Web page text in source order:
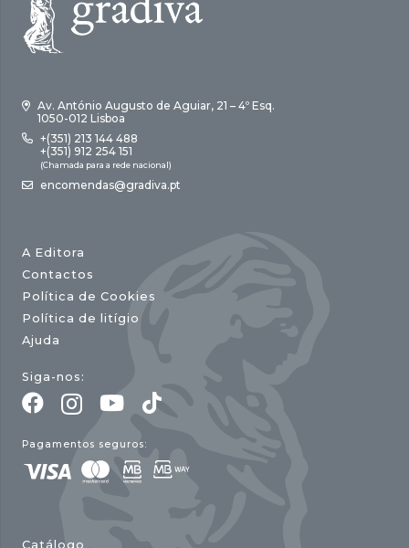
Av. António Augusto de Aguiar, 21 – 4º Esq.
1050-012 Lisboa
+(351) 213 144 488
+(351) 912 254 151
(Chamada para a rede nacional)
encomendas@gradiva.pt
A Editora
Contactos
Política de Cookies
Política de litígio
Ajuda
Siga-nos:
Pagamentos seguros:
Catálogo